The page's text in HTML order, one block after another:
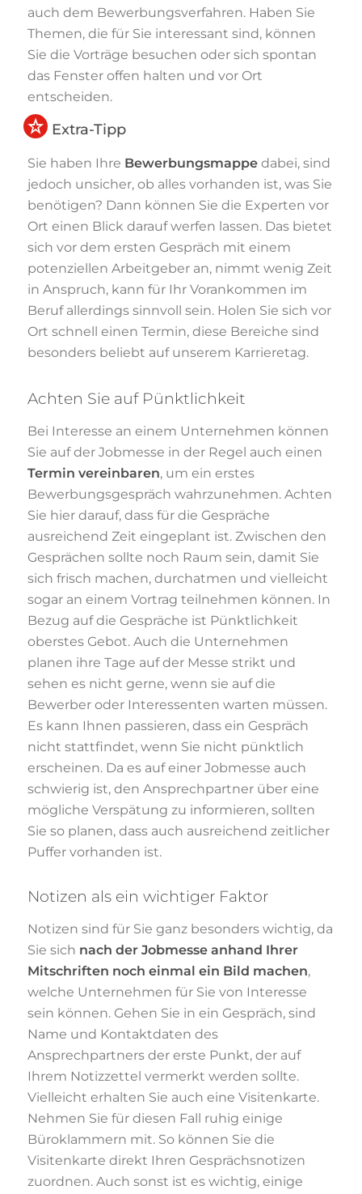
auch dem Bewerbungsverfahren. Haben Sie
Themen, die für Sie interessant sind, können
Sie die Vorträge besuchen oder sich spontan
das Fenster offen halten und vor Ort
entscheiden.
Extra-Tipp
Sie haben Ihre Bewerbungsmappedabei, sind
jedoch unsicher, ob alles vorhanden ist, was Sie
benötigen? Dann können Sie die Experten vor
Ort einen Blick darauf werfen lassen. Das bietet
sich vor dem ersten Gespräch mit einem
potenziellen Arbeitgeber an, nimmt wenig Zeit
in Anspruch, kann für Ihr Vorankommen im
Beruf allerdings sinnvoll sein. Holen Sie sich vor
Ort schnell einen Termin, diese Bereiche sind
besonders beliebt auf unserem Karrieretag.
Achten Sie auf Pünktlichkeit
Bei Interesse an einem Unternehmen können
Sie auf der Jobmesse in der Regel auch einen
Termin vereinbaren, um ein erstes
Bewerbungsgespräch wahrzunehmen. Achten
Sie hier darauf, dass für die Gespräche
ausreichend Zeit eingeplant ist. Zwischen den
Gesprächen sollte noch Raum sein, damit Sie
sich frisch machen, durchatmen und vielleicht
sogar an einem Vortrag teilnehmen können. In
Bezug auf die Gespräche ist Pünktlichkeit
oberstes Gebot. Auch die Unternehmen
planen ihre Tage auf der Messe strikt und
sehen es nicht gerne, wenn sie auf die
Bewerber oder Interessenten warten müssen.
Es kann Ihnen passieren, dass ein Gespräch
nicht stattfindet, wenn Sie nicht pünktlich
erscheinen. Da es auf einer Jobmesse auch
schwierig ist, den Ansprechpartner über eine
mögliche Verspätung zu informieren, sollten
Sie so planen, dass auch ausreichend zeitlicher
Puffer vorhanden ist.
Notizen als ein wichtiger Faktor
Notizen sind für Sie ganz besonders wichtig, da
Sie sich nach der Jobmesse anhand Ihrer
Mitschriften noch einmal ein Bild machen,
welche Unternehmen für Sie von Interesse
sein können. Gehen Sie in ein Gespräch, sind
Name und Kontaktdaten des
Ansprechpartners der erste Punkt, der auf
Ihrem Notizzettel vermerkt werden sollte.
Vielleicht erhalten Sie auch eine Visitenkarte.
Nehmen Sie für diesen Fall ruhig einige
Büroklammern mit. So können Sie die
Visitenkarte direkt Ihren Gesprächsnotizen
zuordnen. Auch sonst ist es wichtig, einige